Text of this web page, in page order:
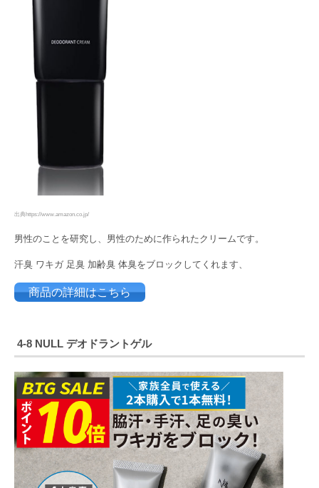
出典https://www.amazon.co.jp/
男性のことを研究し、男性のために作られたクリームです。
汗臭 ワキガ 足臭 加齢臭 体臭をブロックしてくれます、
商品の詳細はこちら
4-8 NULL デオドラントゲル